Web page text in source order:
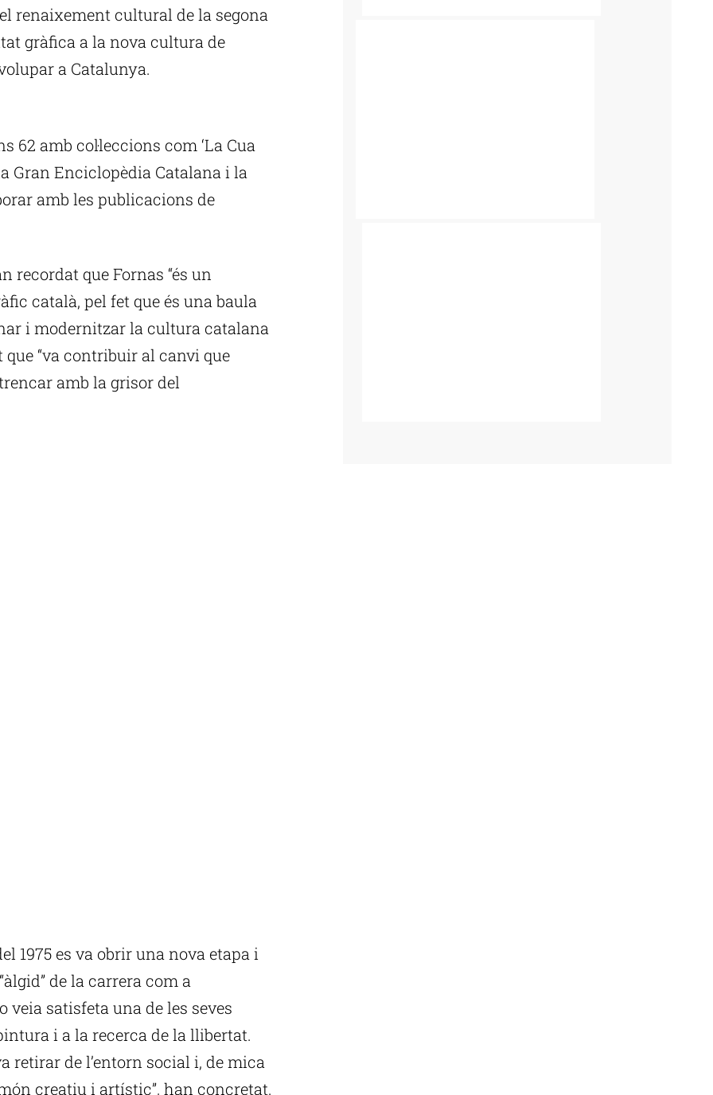
renaixement cultural de la segona
gràfica a la nova cultura de
a Catalunya.
amb col·leccions com ‘La Cua
la Gran Enciclopèdia Catalana i la
amb les publicacions de
recordat que Fornas “és un
català, pel fet que és una baula
i modernitzar la cultura catalana
“va contribuir al canvi que
amb la grisor del
1975 es va obrir una nova etapa i
de la carrera com a
veia satisfeta una de les seves
i a la recerca de la llibertat.
retirar de l’entorn social i, de mica
creatiu i artístic”, han concretat.